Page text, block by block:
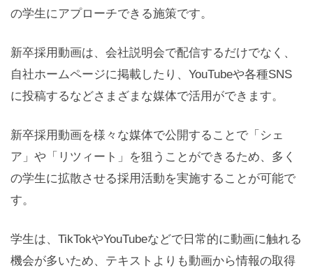
の学生にアプローチできる施策です。
新卒採用動画は、会社説明会で配信するだけでなく、
自社ホームページに掲載したり、YouTubeや各種SNS
に投稿するなどさまざまな媒体で活用ができます。
新卒採用動画を様々な媒体で公開することで「シェ
ア」や「リツィート」を狙うことができるため、多く
の学生に拡散させる採用活動を実施することが可能で
す。
学生は、TikTokやYouTubeなどで日常的に動画に触れる
機会が多いため、テキストよりも動画から情報の取得